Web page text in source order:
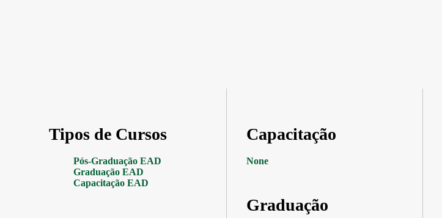
Tipos de Cursos
Pós-Graduação EAD
Graduação EAD
Capacitação EAD
Capacitação
None
Graduação